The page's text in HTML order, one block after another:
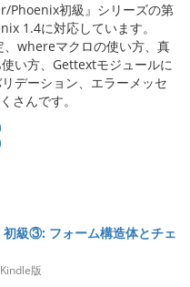
Phoenix初級』シリーズの第
1.4に対応しています。
whereマクロの使い方、真
い方、Gettextモジュールに
デーション、エラーメッセ
さんです。
級③: フォーム構造体とチェ
Kindle版